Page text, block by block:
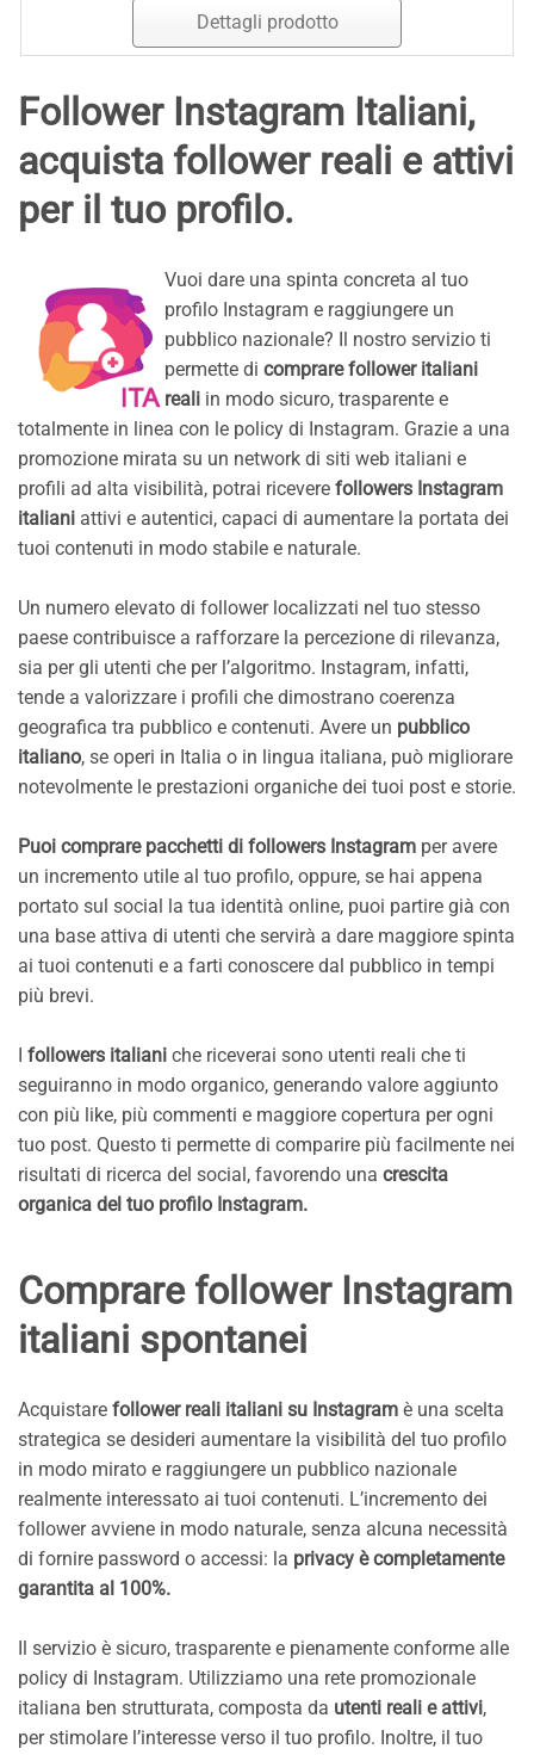
Dettagli prodotto
Follower Instagram Italiani,
acquista follower reali e attivi
per il tuo profilo.
Vuoi dare una spinta concreta al tuo
profilo Instagram e raggiungere un
pubblico nazionale? Il nostro servizio ti
permette di comprare follower italiani
reali in modo sicuro, trasparente e
totalmente in linea con le policy di Instagram. Grazie a una
promozione mirata su un network di siti web italiani e
profili ad alta visibilità, potrai ricevere followers Instagram
italiani attivi e autentici, capaci di aumentare la portata dei
tuoi contenuti in modo stabile e naturale.
Un numero elevato di follower localizzati nel tuo stesso
paese contribuisce a rafforzare la percezione di rilevanza,
sia per gli utenti che per l’algoritmo. Instagram, infatti,
tende a valorizzare i profili che dimostrano coerenza
geografica tra pubblico e contenuti. Avere un pubblico
italiano, se operi in Italia o in lingua italiana, può migliorare
notevolmente le prestazioni organiche dei tuoi post e storie.
Puoi comprare pacchetti di followers I nstagram per avere
un incremento utile al tuo profilo, oppure, se hai appena
portato sul social la tua identità online, puoi partire già con
una base attiva di utenti che servirà a dare maggiore spinta
ai tuoi contenuti e a farti conoscere dal pubblico in tempi
più brevi.
followers italiani che riceverai sono utenti reali che ti
seguiranno in modo organico, generando valore aggiunto
con più like, più commenti e maggiore copertura per ogni
tuo post. Questo ti permette di comparire più facilmente nei
risultati di ricerca del social, favorendo una crescita
organica del tuo profilo Instagram.
Comprare follower Instagram
italiani spontanei
Acquistare follower reali italiani su Instagram è una scelta
strategica se desideri aumentare la visibilità del tuo profilo
in modo mirato e raggiungere un pubblico nazionale
realmente interessato ai tuoi contenuti. L’incremento dei
follower avviene in modo naturale, senza alcuna necessità
di fornire password o accessi: la privacy è completamente
garantita al 100%.
Il servizio è sicuro, trasparente e pienamente conforme alle
policy di Instagram. Utilizziamo una rete promozionale
italiana ben strutturata, composta da utenti reali e attivi,
per stimolare l’interesse verso il tuo profilo. Inoltre, il tuo